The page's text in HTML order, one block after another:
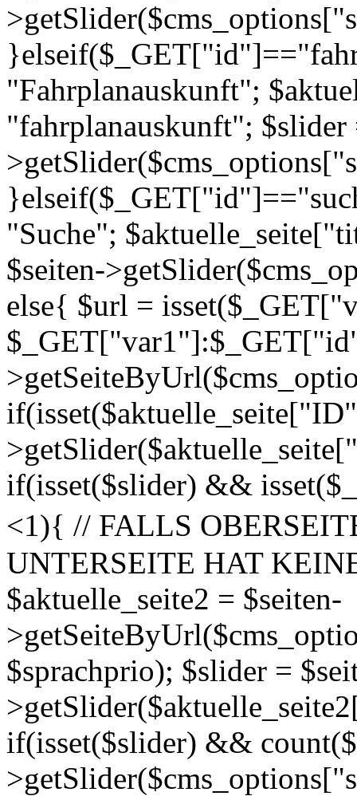
"Fahrplanauskunft";
"fahrplanauskunft"; $slider
"Suche";
$seiten-
else{ $url =
if(isset($slider) &&
<1){ // FALLS
UNTERSEITE HAT
$aktuelle_seite2 = $seiten-
$sprachprio); $slider =
if(isset($slider) &&